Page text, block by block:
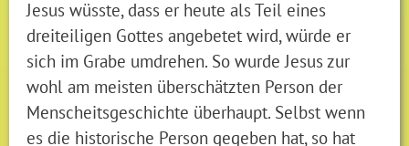
Jesus wüsste, dass er heute als Teil eines
dreiteiligen Gottes angebetet wird, würde er
sich im Grabe umdrehen. So wurde Jesus zur
wohl am meisten überschätzten Person der
Menscheitsgeschichte überhaupt. Selbst wenn
es die historische Person gegeben hat, so hat